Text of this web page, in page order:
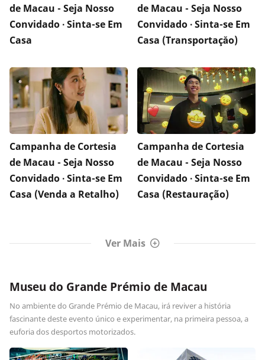
de Macau - Seja Nosso
Convidado ∙ Sinta-se Em
Casa
de Macau - Seja Nosso
Convidado ∙ Sinta-se Em
Casa (Transportaçăo)
Campanha de Cortesia
de Macau - Seja Nosso
Convidado ∙ Sinta-se Em
Casa (Venda a Retalho)
Campanha de Cortesia
de Macau - Seja Nosso
Convidado ∙ Sinta-se Em
Casa (Restauração)
Ver Mais
Museu do Grande Prémio de Macau
No ambiente do Grande Prémio de Macau, irá reviver a história
fascinante deste evento único e experimentar, na primeira pessoa, a
euforia dos desportos motorizados.